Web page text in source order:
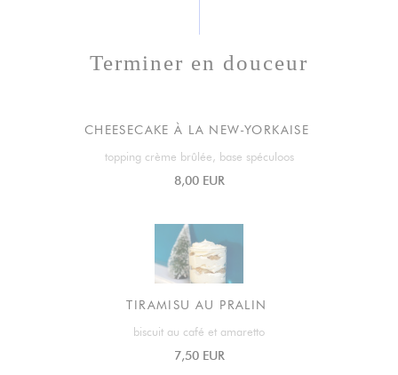
Terminer en douceur
CHEESECAKE À LA NEW-YORKAISE
topping crème brûlée, base spéculoos
8,00 EUR
TIRAMISU AU PRALIN
biscuit au café et amaretto
7,50 EUR